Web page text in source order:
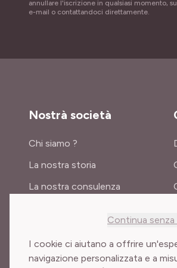
Continua
I cookie ci aiutano a offrire
navigazione personalizzata e a
annullare l'iscrizione in qualsiasi momento,
e-mail o contattandoci direttamente.
Nostrà società
Chi siamo ?
La nostra storia
La nostra consulenza